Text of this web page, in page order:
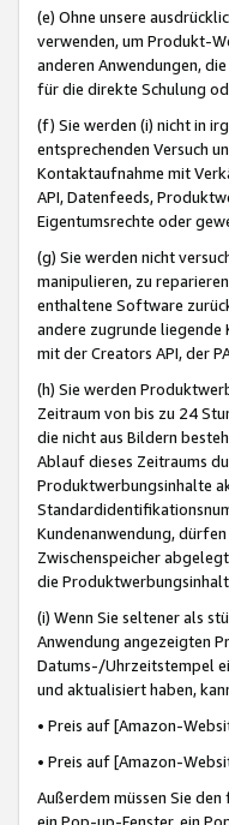
(e) Ohne unsere
verwenden, um Produkt-
anderen Anwendungen,
für die direkte Schulung
(f) Sie werden (i) nicht in
entsprechenden Versuch
Kontaktaufnahme mit
API, Datenfeeds,
Eigentumsrechte oder
(g) Sie werden nicht
manipulieren, zu
enthaltene Software
andere zugrunde
mit der Creators API, der
(h) Sie werden
Zeitraum von bis zu 24
die nicht aus Bildern
Ablauf dieses Zeitraums
Produktwerbungsinhalte
Kundenanwendung,
Zwischenspeicher
die
(i) Wenn Sie seltener als
Anwendung angezeigten
Datums-/Uhrzeitstempel
und aktualisiert haben,
• Preis auf [Amazon-
• Preis auf [Amazon-
Außerdem müssen Sie
ein Pop-up-Fenster, ein